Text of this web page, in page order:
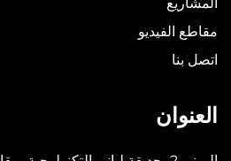
مقاطع الفيديو
اتصل بنا
العنوان